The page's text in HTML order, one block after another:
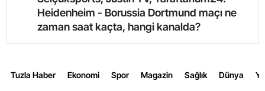
Heidenheim - Borussia Dortmund maçı ne
zaman saat kaçta, hangi kanalda?
Tuzla Haber Ekonomi Spor Magazin Sağlık Dünya